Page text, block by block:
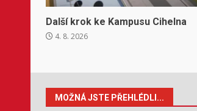
Další krok ke Kampusu Cihelna
4. 8. 2026
MOŽNÁ JSTE PŘEHLÉDLI...